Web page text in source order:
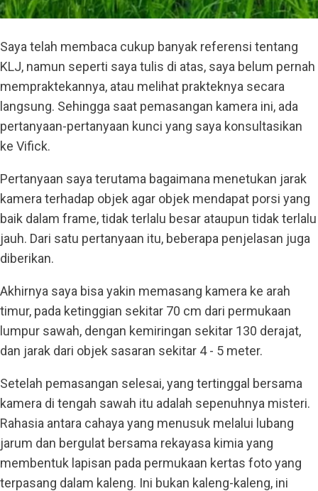
Saya telah membaca cukup banyak referensi tentang
KLJ, namun seperti saya tulis di atas, saya belum pernah
mempraktekannya, atau melihat prakteknya secara
langsung. Sehingga saat pemasangan kamera ini, ada
pertanyaan-pertanyaan kunci yang saya konsultasikan
ke Vifick.
Pertanyaan saya terutama bagaimana menetukan jarak
kamera terhadap objek agar objek mendapat porsi yang
baik dalam frame, tidak terlalu besar ataupun tidak terlalu
jauh. Dari satu pertanyaan itu, beberapa penjelasan juga
diberikan.
Akhirnya saya bisa yakin memasang kamera ke arah
timur, pada ketinggian sekitar 70 cm dari permukaan
lumpur sawah, dengan kemiringan sekitar 130 derajat,
dan jarak dari objek sasaran sekitar 4 - 5 meter.
Setelah pemasangan selesai, yang tertinggal bersama
kamera di tengah sawah itu adalah sepenuhnya misteri.
Rahasia antara cahaya yang menusuk melalui lubang
jarum dan bergulat bersama rekayasa kimia yang
membentuk lapisan pada permukaan kertas foto yang
terpasang dalam kaleng. Ini bukan kaleng-kaleng, ini